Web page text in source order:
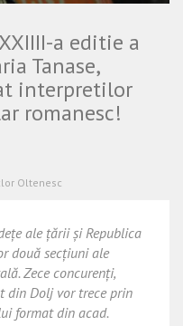
a editie a
Tanase,
interpretilor
romanesc!
Oltenesc
ale țării și Republica
două secțiuni ale
Zece concurenți,
din Dolj vor trece prin
format din acad.